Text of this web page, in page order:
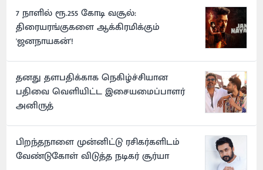
7 நாளில் ரூ.255 கோடி வசூல்:
திரையரங்குகளை ஆக்கிரமிக்கும்
'ஜனநாயகன்'!
தனது தளபதிக்காக நெகிழ்ச்சியான
பதிவை வெளியிட்ட இசையமைப்பாளர்
அனிருத்
பிறந்தநாளை முன்னிட்டு ரசிகர்களிடம்
வேண்டுகோள் விடுத்த நடிகர் சூர்யா